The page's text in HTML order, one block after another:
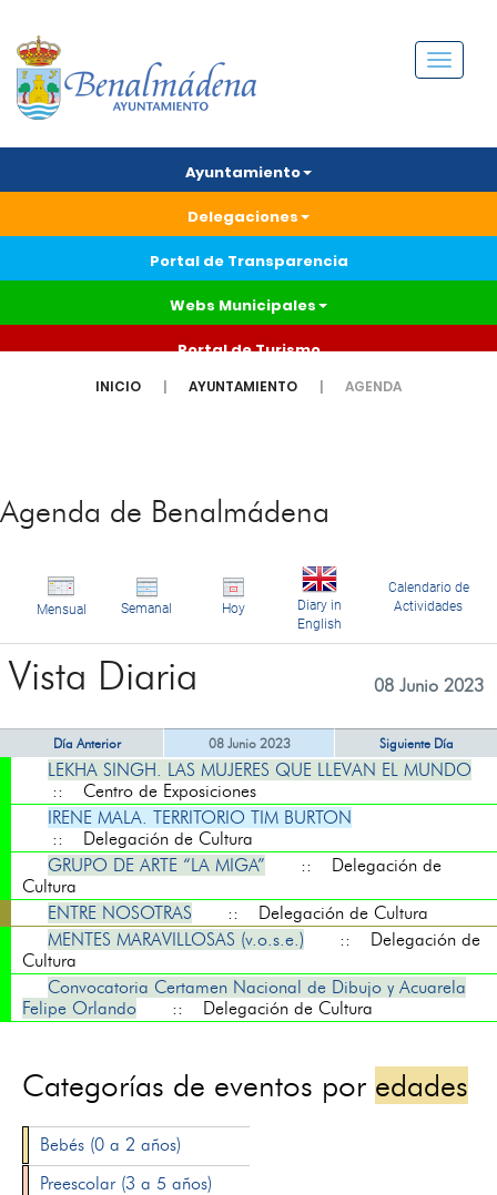
Menú
Ayuntamiento
Delegaciones
Portal de Transparencia
Webs Municipales
Portal de Turismo
INICIO AYUNTAMIENTO AGENDA
Agenda de Benalmádena
Mensual Semanal Hoy
Diary in
English
Calendario de
Actividades
Vista Diaria 08 Junio 2023
Día Anterior 08 Junio 2023 Siguiente Día
LEKHA SINGH. LAS MUJERES QUE LLEVAN EL MUNDO
:: Centro de Exposiciones
IRENE MALA. TERRITORIO TIM BURTON
:: Delegación de Cultura
GRUPO DE ARTE “LA MIGA”
:: Delegación de
Cultura
ENTRE NOSOTRAS
:: Delegación de Cultura
MENTES MARAVILLOSAS (v.o.s.e.)
:: Delegación de
Cultura
Convocatoria Certamen Nacional de Dibujo y Acuarela
Felipe Orlando
:: Delegación de Cultura
Categorías de eventos por edades
Bebés (0 a 2 años)
Preescolar (3 a 5 años)